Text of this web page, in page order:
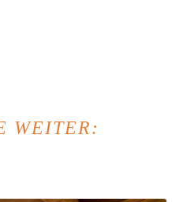
WEITER: